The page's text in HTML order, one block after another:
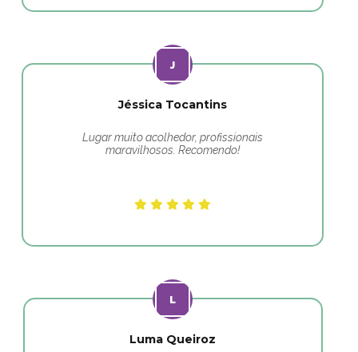
Jéssica Tocantins
Lugar muito acolhedor, profissionais
maravilhosos. Recomendo!
Luma Queiroz